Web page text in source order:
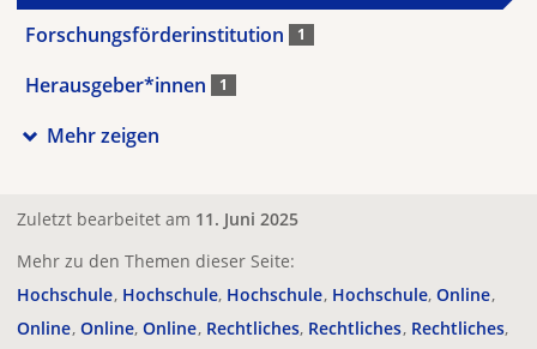
Forschungsförderinstitution 1
Herausgeber*innen 1
Mehr zeigen
Zuletzt bearbeitet am 11. Juni 2025
Mehr zu den Themen dieser Seite:
Hochschule Hochschule Hochschule Hochschule Online
Online Online Online Rechtliches Rechtliches Rechtliches